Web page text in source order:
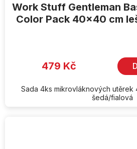
Work Stuff Gentleman
Color Pack 40x40 cm
479 Kč
Sada 4ks mikrovláknových
šedá/fialová